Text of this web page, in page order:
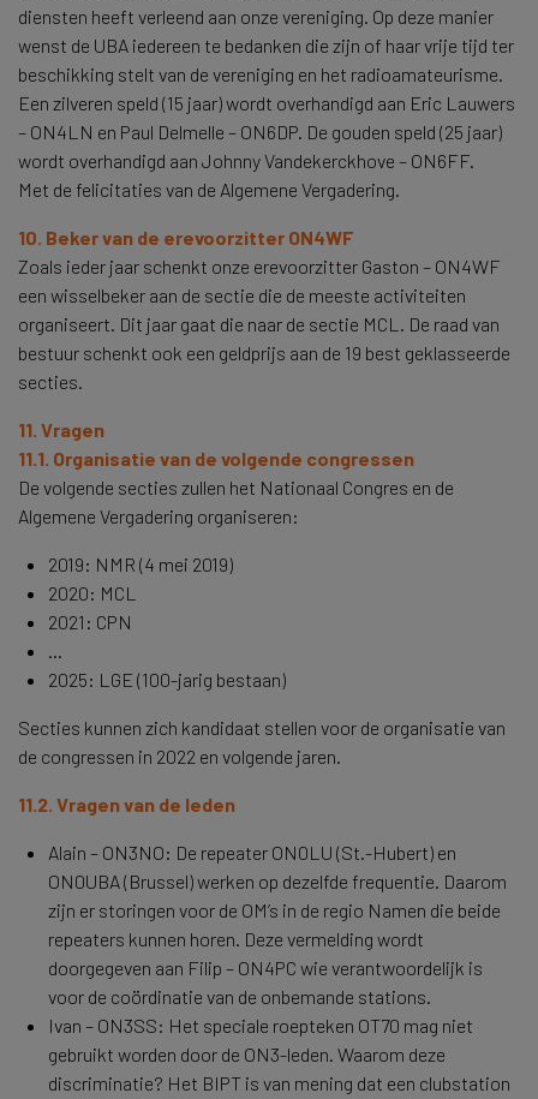
diensten heeft verleend aan onze vereniging. Op deze manier
wenst de UBA iedereen te bedanken die zijn of haar vrije tijd ter
beschikking stelt van de vereniging en het radioamateurisme.
Een zilveren speld (15 jaar) wordt overhandigd aan Eric Lauwers
– ON4LN en Paul Delmelle – ON6DP. De gouden speld (25 jaar)
wordt overhandigd aan Johnny Vandekerckhove – ON6FF.
Met de felicitaties van de Algemene Vergadering.
10. Beker van de erevoorzitter ON4WF
Zoals ieder jaar schenkt onze erevoorzitter Gaston – ON4WF
een wisselbeker aan de sectie die de meeste activiteiten
organiseert. Dit jaar gaat die naar de sectie MCL. De raad van
bestuur schenkt ook een geldprijs aan de 19 best geklasseerde
secties.
11. Vragen
11.1. Organisatie van de volgende congressen
De volgende secties zullen het Nationaal Congres en de
Algemene Vergadering organiseren:
2019: NMR (4 mei 2019)
2020: MCL
2021: CPN
...
2025: LGE (100-jarig bestaan)
Secties kunnen zich kandidaat stellen voor de organisatie van
de congressen in 2022 en volgende jaren.
11.2. Vragen van de leden
Alain – ON3NO: De repeater ON0LU (St.-Hubert) en
ON0UBA (Brussel) werken op dezelfde frequentie. Daarom
zijn er storingen voor de OM’s in de regio Namen die beide
repeaters kunnen horen. Deze vermelding wordt
doorgegeven aan Filip – ON4PC wie verantwoordelijk is
voor de coördinatie van de onbemande stations.
Ivan – ON3SS: Het speciale roepteken OT70 mag niet
gebruikt worden door de ON3-leden. Waarom deze
discriminatie? Het BIPT is van mening dat een clubstation